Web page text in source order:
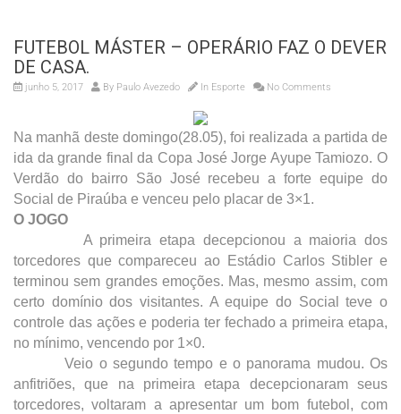
FUTEBOL MÁSTER – OPERÁRIO FAZ O DEVER
DE CASA.
junho 5, 2017 By Paulo Avezedo In Esporte No Comments
Na manhã deste domingo(28.05), foi realizada a partida de
ida da grande final da Copa José Jorge Ayupe Tamiozo. O
Verdão do bairro São José recebeu a forte equipe do
Social de Piraúba e venceu pelo placar de 3×1.
O JOGO
A primeira etapa decepcionou a maioria dos
torcedores que compareceu ao Estádio Carlos Stibler e
terminou sem grandes emoções. Mas, mesmo assim, com
certo domínio dos visitantes. A equipe do Social teve o
controle das ações e poderia ter fechado a primeira etapa,
no mínimo, vencendo por 1×0.
Veio o segundo tempo e o panorama mudou. Os
anfitriões, que na primeira etapa decepcionaram seus
torcedores, voltaram a apresentar um bom futebol, com